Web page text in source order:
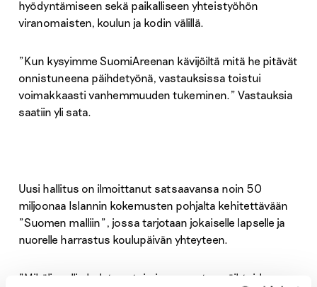
hyödyntämiseen sekä paikalliseen yhteistyöhön
viranomaisten, koulun ja kodin välillä.
”Kun kysyimme SuomiAreenan kävijöiltä mitä he pitävät
onnistuneena päihdetyönä, vastauksissa toistui
voimakkaasti vanhemmuuden tukeminen.” Vastauksia
saatiin yli sata.
Uusi hallitus on ilmoittanut satsaavansa noin 50
miljoonaa Islannin kokemusten pohjalta kehitettävään
”Suomen malliin”, jossa tarjotaan jokaiselle lapselle ja
nuorelle harrastus koulupäivän yhteyteen.
”Mikäli mallin halutaan toimivan nuorten päihteiden